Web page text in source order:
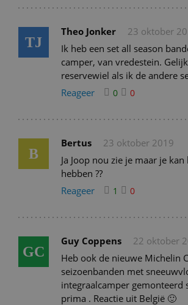
TJ
Theo Jonker
23 oktober
Ik heb een set all season
camper, van vredestein.
reservewiel als ik de andere
Reageer
0 0
B
Bertus
23 oktober 2019
Ja Joop nou zie je maar je
hebben ??
Reageer
1 0
GC
Guy Coppens
22 oktober
Heb ook de nieuwe Michelin
seizoenbanden met
integraalcamper gemonteerd
prima . Reactie uit België 🙂